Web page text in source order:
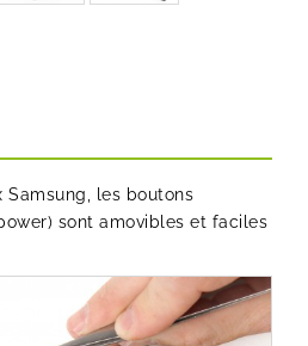
les boutons
sont amovibles et faciles